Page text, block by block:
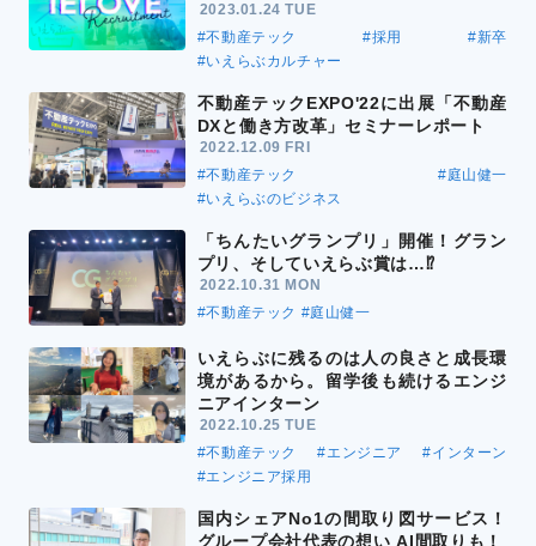
2023.01.24 TUE
#不動産テック
#採用
#新卒
#いえらぶカルチャー
不動産テックEXPO'22に出展「不動産
DXと働き方改革」セミナーレポート
2022.12.09 FRI
#不動産テック
#庭山健一
#いえらぶのビジネス
「ちんたいグランプリ」開催！グラン
プリ、そしていえらぶ賞は…⁉
2022.10.31 MON
#不動産テック #庭山健一
いえらぶに残るのは人の良さと成長環
境があるから。留学後も続けるエンジ
ニアインターン
2022.10.25 TUE
#不動産テック
#エンジニア
#インターン
#エンジニア採用
国内シェアNo1の間取り図サービス！
グループ会社代表の想い AI間取りも！